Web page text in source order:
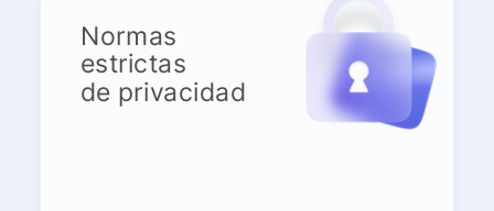
Normas
estrictas
de privacidad